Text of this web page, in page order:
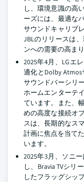
し、環境意識の高
ーズには、最適な
サウンドキャリブ
JBLのリリースは
ンへの需要の高ま
2025年4月、LGエ
適化とDolby
サウンドバーシリ
ホームエンターテ
ています。また、
めの高度な接続オ
スは、長期的なス
計画に焦点を当て
います。
2025年3月、ソニ
し、Bravia TVシリ
したフラッグシッ